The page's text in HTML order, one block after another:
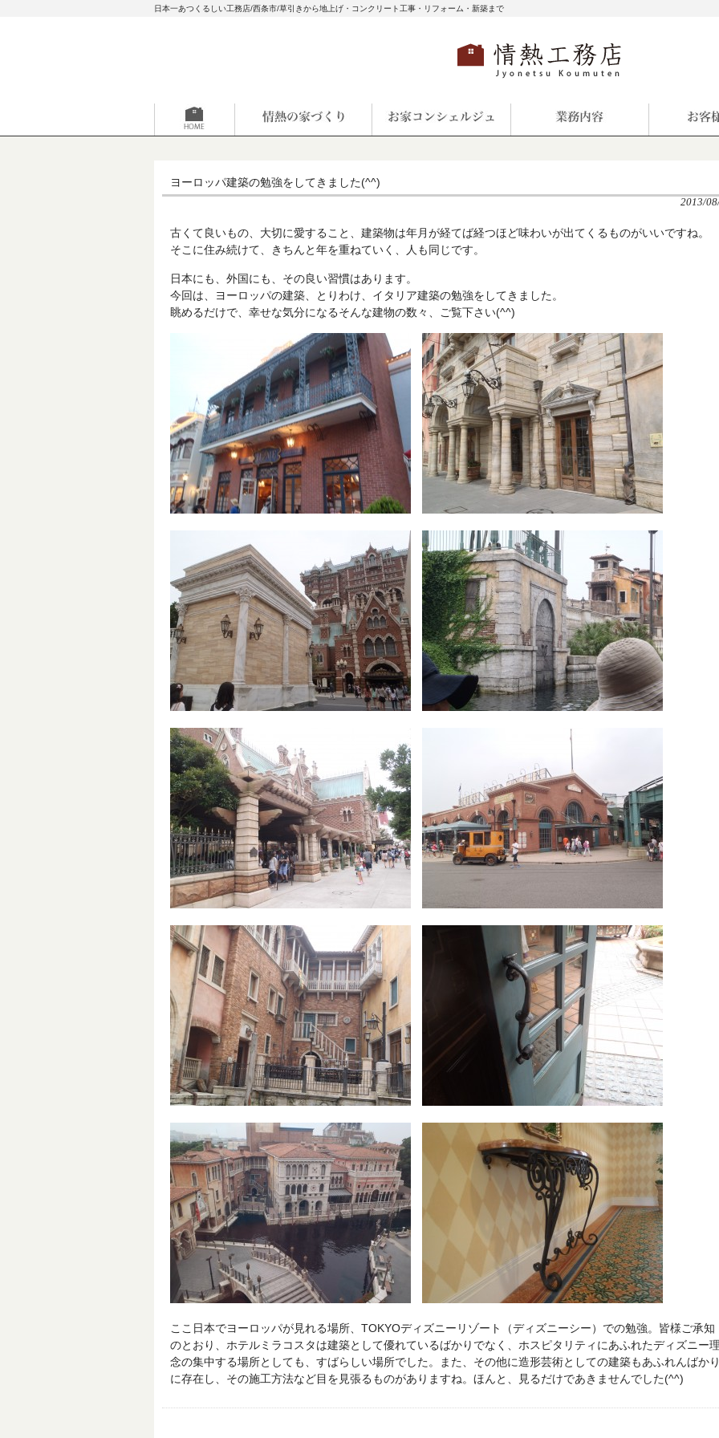
日本一あつくるしい工務店/西条市/草引きから地上げ・コンクリート工事・リフォーム・新築まで
ヨーロッパ建築の勉強をしてきました(^^)
2013/
古くて良いもの、大切に愛すること、建築物は年月が経てば経つほど味わいが出てくるものがいいですね。
そこに住み続けて、きちんと年を重ねていく、人も同じです。
日本にも、外国にも、その良い習慣はあります。
今回は、ヨーロッパの建築、とりわけ、イタリア建築の勉強をしてきました。
眺めるだけで、幸せな気分になるそんな建物の数々、ご覧下さい(^^)
ここ日本でヨーロッパが見れる場所、TOKYOディズニーリゾート（ディズニーシー）での勉強。皆様ご承知
のとおり、ホテルミラコスタは建築として優れているばかりでなく、ホスピタリティにあふれたディズニー
念の集中する場所としても、すばらしい場所でした。また、その他に造形芸術としての建築もあふれんばか
に存在し、その施工方法など目を見張るものがありますね。ほんと、見るだけであきませんでした(^^)